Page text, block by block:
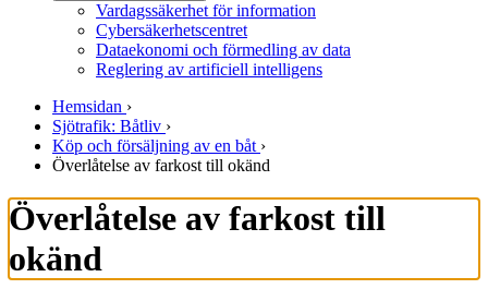
Vardagssäkerhet för information
Cybersäkerhetscentret
Dataekonomi och förmedling av data
Reglering av artificiell intelligens
Hemsidan ›
Sjötrafik: Båtliv ›
Köp och försäljning av en båt ›
Överlåtelse av farkost till okänd
Överlåtelse av farkost till
okänd